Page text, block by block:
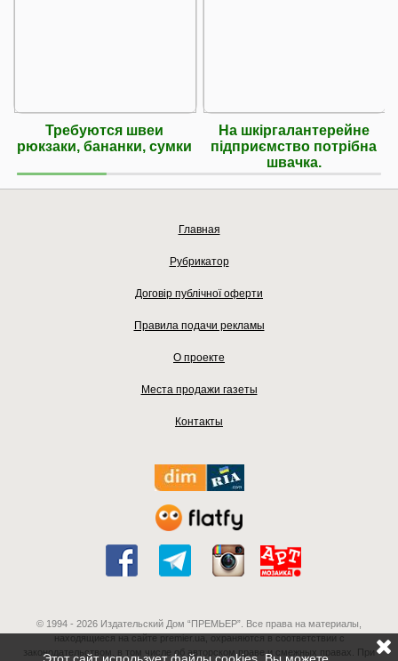
Требуются швеи
рюкзаки, бананки, сумки
На шкіргалантерейне
підприємство потрібна
швачка.
Главная
Рубрикатор
Договір публічної оферти
Правила подачи рекламы
О проекте
Места продажи газеты
Контакты
© 1994 - 2026 Издательский Дом “ПРЕМЬЕР”. Все права на материалы,
находящиеся на сайте premier.ua, охраняются в соответствии с
законодательством, в том числе об авторском праве и смежных правах. При